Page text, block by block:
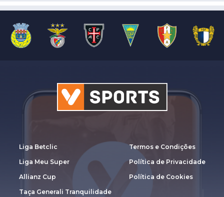
Liga Betclic
Liga Meu Super
Allianz Cup
Taça Generali Tranquilidade
Termos e Condições
Política de Privacidade
Política de Cookies